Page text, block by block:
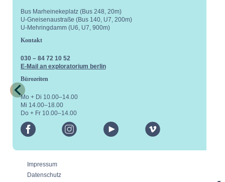
Bus Marheinekeplatz (Bus 248, 20m)
U-Gneisenaustraße (Bus 140, U7, 200m)
U-Mehringdamm (U6, U7, 900m)
Kontakt
030 – 84 72 10 52
E-Mail an exploratorium berlin
Bürozeiten
Mo + Di 10.00–14.00
Mi 14.00–18.00
Do + Fr 10.00–14.00
facebook
instagram youtube vimeo
Impressum
Datenschutz